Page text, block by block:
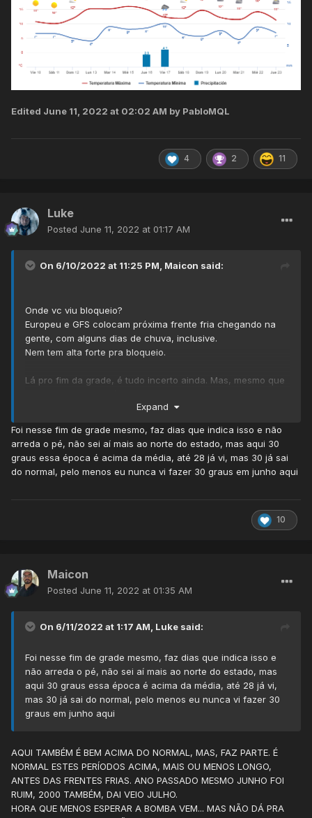
Edited June 11, 2022 at 02:02 AM by PabloMQL
4 2 11
Luke
Posted June 11, 2022 at 01:17 AM
On 6/10/2022 at 11:25 PM, Maicon said:
Onde vc viu bloqueio?
Europeu e GFS colocam próxima frente fria chegando na
gente, com alguns dias de chuva, inclusive.
Nem tem alta forte pra bloqueio.
Lá pro fim da grade, é tudo incerto ainda. Mas, mesmo que
Expand
Foi nesse fim de grade mesmo, faz dias que indica isso e não
arreda o pé, não sei aí mais ao norte do estado, mas aqui 30
graus essa época é acima da média, até 28 já vi, mas 30 já sai
do normal, pelo menos eu nunca vi fazer 30 graus em junho aqui
10
Maicon
Posted June 11, 2022 at 01:35 AM
On 6/11/2022 at 1:17 AM, Luke said:
Foi nesse fim de grade mesmo, faz dias que indica isso e
não arreda o pé, não sei aí mais ao norte do estado, mas
aqui 30 graus essa época é acima da média, até 28 já vi,
mas 30 já sai do normal, pelo menos eu nunca vi fazer 30
graus em junho aqui
AQUI TAMBÉM É BEM ACIMA DO NORMAL, MAS, FAZ PARTE. É
NORMAL ESTES PERÍODOS ACIMA, MAIS OU MENOS LONGO,
ANTES DAS FRENTES FRIAS. ANO PASSADO MESMO JUNHO FOI
RUIM, 2000 TAMBÉM, DAI VEIO JULHO.
HORA QUE MENOS ESPERAR A BOMBA VEM... MAS NÃO DÁ PRA